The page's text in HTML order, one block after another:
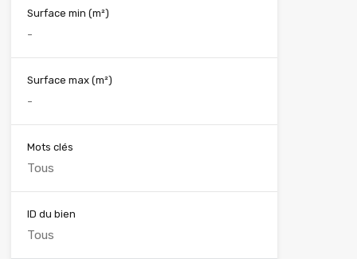
Surface min (m²)
Surface max (m²)
Mots clés
ID du bien